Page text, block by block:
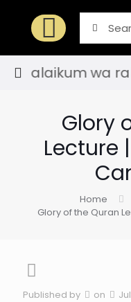
alaikum wa
Glory
Lecture
Home
Glory of the Quran
Published by on